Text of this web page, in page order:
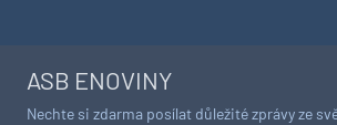
ASB ENOVINY
Nechte si zdarma posílat důležité zprávy ze